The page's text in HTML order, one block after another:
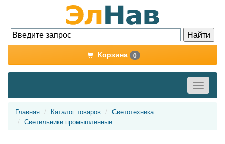
Корзина 0
Toggle
Главная Каталог товаров
Светотехника
Светильники промышленные